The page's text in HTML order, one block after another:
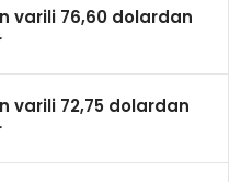
varili 76,60 dolardan
varili 72,75 dolardan